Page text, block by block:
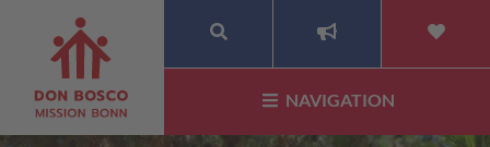
SUCHE
NAVIGATION